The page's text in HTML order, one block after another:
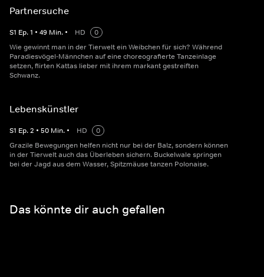
Partnersuche
S1 Ep.1 • 49 Min. • HD
0
Wie gewinnt man in der Tierwelt ein Weibchen für sich? Während
Paradiesvögel-Männchen auf eine choreografierte Tanzeinlage
setzen, flirten Kattas lieber mit ihrem markant gestreiften
Schwanz.
Lebenskünstler
S1 Ep.2 • 50 Min. • HD
0
Grazile Bewegungen helfen nicht nur bei der Balz, sondern können
in der Tierwelt auch das Überleben sichern. Buckelwale springen
bei der Jagd aus dem Wasser, Spitzmäuse tanzen Polonaise.
Das könnte dir auch gefallen